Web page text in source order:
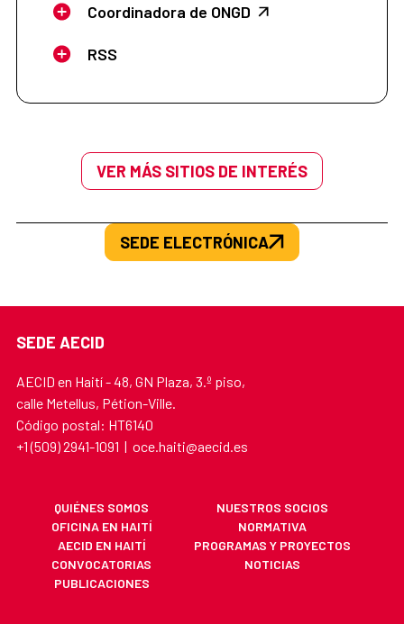
Coordinadora de ONGD
RSS
VER MÁS SITIOS DE INTERÉS
SEDE ELECTRÓNICA
SEDE AECID
AECID en Haití - 48, GN Plaza, 3.º piso,
calle Metellus, Pétion-Ville.
Código postal: HT6140
+1 (509) 2941-1091 | oce.haiti@aecid.es
QUIÉNES SOMOS
NUESTROS SOCIOS
OFICINA EN HAITÍ
NORMATIVA
AECID EN HAITÍ
PROGRAMAS Y PROYECTOS
CONVOCATORIAS
NOTICIAS
PUBLICACIONES